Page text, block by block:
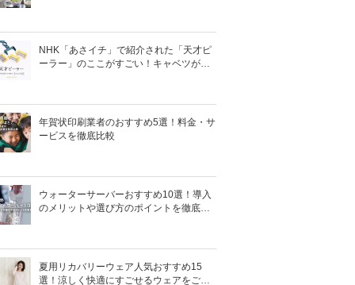
NHK「あさイチ」で紹介された「天才ピ
ーラー」のここがすごい！キャベツがほ
年賀状印刷業者のおすすめ5選！料金・サ
ービスを徹底比較
ウォーターサーバーおすすめ10選！導入
のメリットや選び方のポイントを徹底解
夏用リカバリーウェア人気おすすめ15
選！涼しく快適にすごせるウェアをご紹